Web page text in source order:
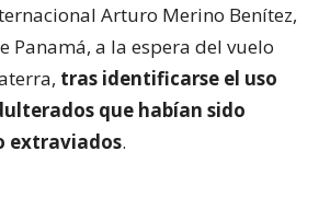
Arturo Merino Benítez,
Panamá, a la espera del vuelo
tras identificarse el uso
que habían sido
extraviados.